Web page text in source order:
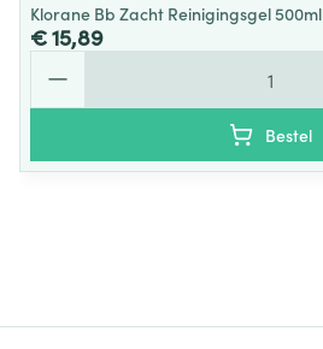
Klorane Bb Zacht Reinigingsgel 500ml
€ 15,89
Bestel